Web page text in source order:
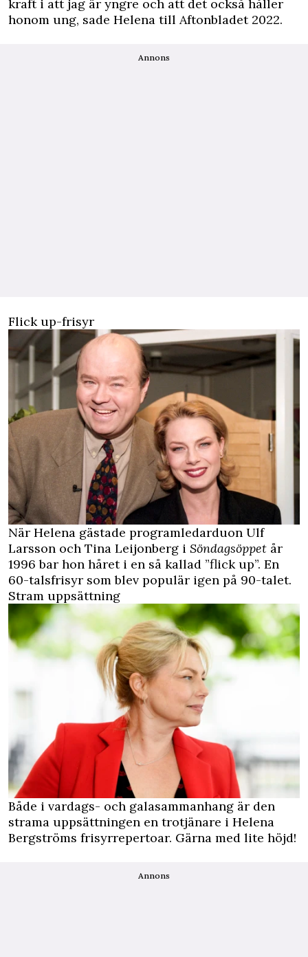
kraft i att jag är yngre och att det också håller
honom ung, sade Helena till Aftonbladet2022.
Annons
Flick up-frisyr
När Helena gästade programledarduon Ulf
Larsson och Tina Leijonberg i Söndagsöppet år
1996 bar hon håret i en så kallad ”flick up”. En
60-talsfrisyr som blev populär igen på 90-talet.
Stram uppsättning
Både i vardags- och galasammanhang är den
strama uppsättningen en trotjänare i Helena
Bergströms frisyrrepertoar. Gärna med lite höjd!
Annons